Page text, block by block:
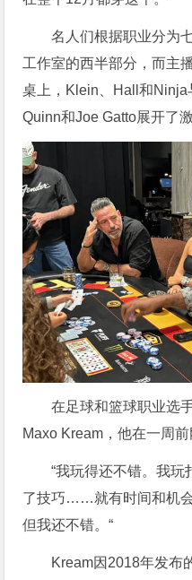
名人们根据职业分为
工作室的西半部分，而主
桌上，Klein、Hall和Ninja
Quinn和Joe Gatto展开了
在足球和篮球职业选
Maxo Kream，他在一周
“我玩得还不错。我
了技巧……就有时间和机会
但我还不错。“
Kream因2018年发布